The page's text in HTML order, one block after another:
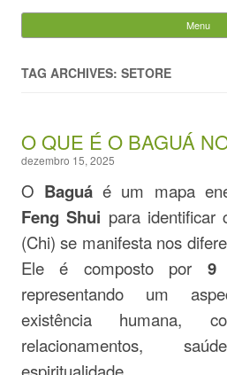
Evandro Menu
TAG ARCHIVES: SETORE
O QUE É O BAGUÁ
dezembro 15, 2025
O Baguá é um mapa
Feng Shui para identificar
(Chi) se manifesta nos
Ele é composto por 9
representando um
existência humana,
relacionamentos,